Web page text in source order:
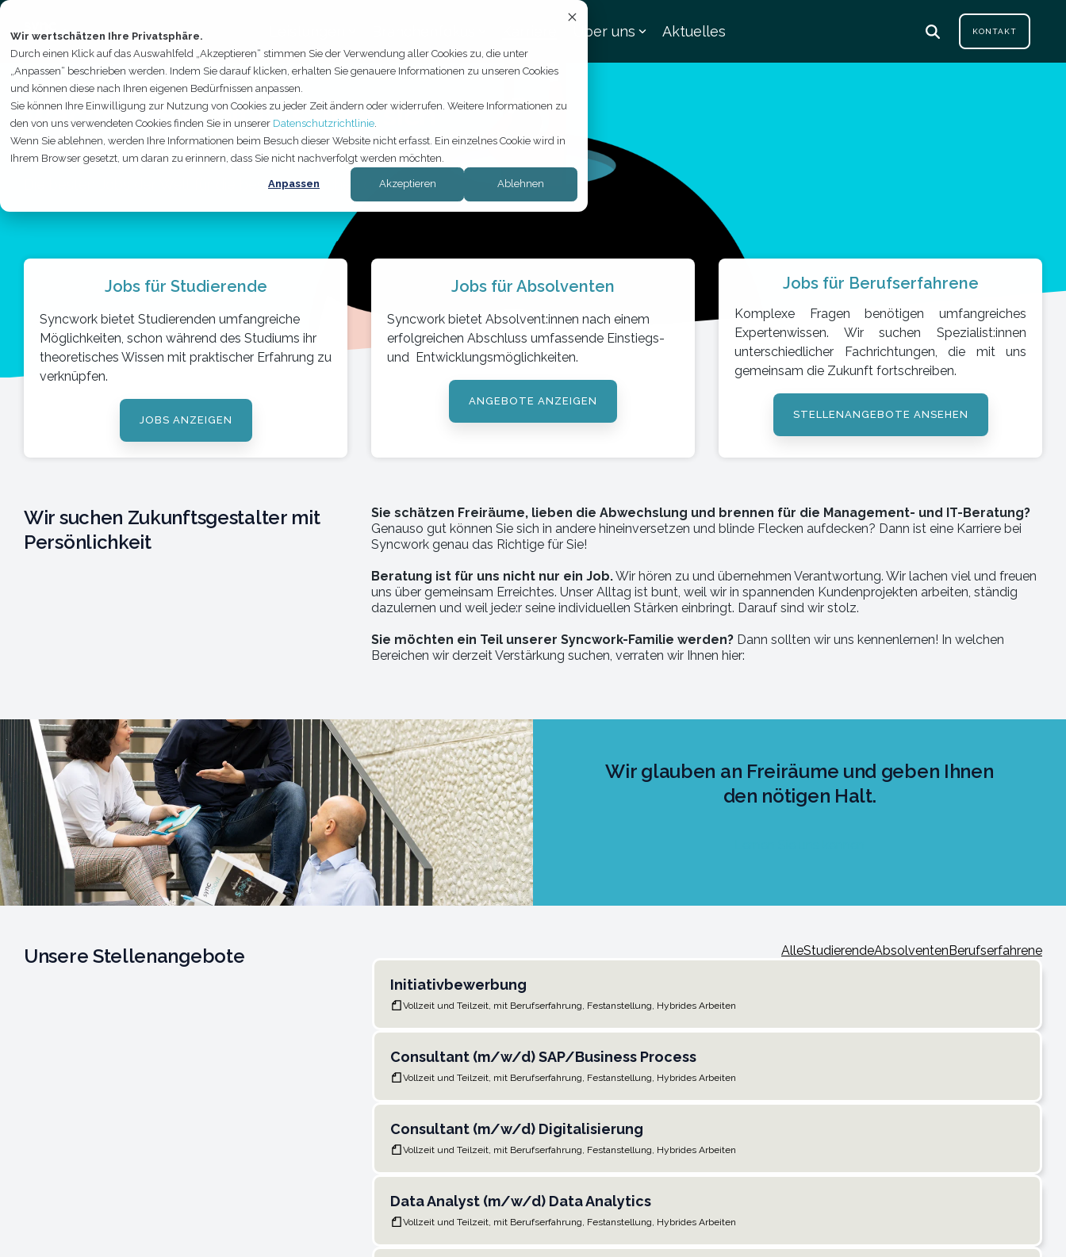
Wir wertschätzen Ihre Privatsphäre.
Durch einen Klick auf das Auswahlfeld „Akzeptieren“ stimmen Sie der Verwendung aller Cookies zu, die unter
„Anpassen“ beschrieben werden. Indem Sie darauf klicken, erhalten Sie genauere Informationen zu unseren Cookies
und können diese nach Ihren eigenen Bedürfnissen anpassen.
Sie können Ihre Einwilligung zur Nutzung von Cookies zu jeder Zeit ändern oder widerrufen. Weitere Informationen zu
den von uns verwendeten Cookies finden Sie in unserer Datenschutzrichtlinie.
Wenn Sie ablehnen, werden Ihre Informationen beim Besuch dieser Website nicht erfasst. Ein einzelnes Cookie wird in
Ihrem Browser gesetzt, um daran zu erinnern, dass Sie nicht nachverfolgt werden möchten.
Anpassen Akzeptieren Ablehnen
Skip
the
main
content.
Über uns Aktuelles KONTAKT
KARRIERE
Wachsen Sie mit uns über sich
hinaus.
Die besten Jobs der Welt für die besten Menschen der Welt.
Jobs für Studierende
Syncwork bietet Studierenden umfangreiche
Möglichkeiten, schon während des Studiums ihr
theoretisches Wissen mit praktischer Erfahrung zu
verknüpfen.
JOBS ANZEIGEN
Jobs für Absolventen
Syncwork bietet Absolvent:innen nach einem
erfolgreichen Abschluss umfassende Einstiegs-
und Entwicklungsmöglichkeiten.
ANGEBOTE ANZEIGEN
Jobs für Berufserfahrene
Komplexe Fragen benötigen umfangreiches
Expertenwissen. Wir suchen Spezialist:innen
unterschiedlicher Fachrichtungen, die mit uns
gemeinsam die Zukunft fortschreiben.
STELLENANGEBOTE ANSEHEN
Wir suchen Zukunftsgestalter mit
Persönlichkeit
Sie schätzen Freiräume, lieben die Abwechslung und brennen für die Management- und IT-Beratung?
Genauso gut können Sie sich in andere hineinversetzen und blinde Flecken aufdecken? Dann ist eine Karriere bei
Syncwork genau das Richtige für Sie!
Beratung ist für uns nicht nur ein Job.Wir hören zu und übernehmen Verantwortung. Wir lachen viel und freuen
uns über gemeinsam Erreichtes. Unser Alltag ist bunt, weil wir in spannenden Kundenprojekten arbeiten, ständig
dazulernen und weil jede:r seine individuellen Stärken einbringt. Darauf sind wir stolz.
Sie möchten ein Teil unserer Syncwork-Familie werden? Dann sollten wir uns kennenlernen! In welchen
Bereichen wir derzeit Verstärkung suchen, verraten wir Ihnen hier:
Wir glauben an Freiräume und geben Ihnen
den nötigen Halt.
Unsere Stellenangebote AlleStudierendeAbsolventenBerufserfahrene
Initiativbewerbung
Vollzeit und Teilzeit, mit Berufserfahrung, Festanstellung, Hybrides Arbeiten
Consultant (m/w/d) SAP/Business Process
Vollzeit und Teilzeit, mit Berufserfahrung, Festanstellung, Hybrides Arbeiten
Consultant (m/w/d) Digitalisierung
Vollzeit und Teilzeit, mit Berufserfahrung, Festanstellung, Hybrides Arbeiten
Data Analyst (m/w/d) Data Analytics
Vollzeit und Teilzeit, mit Berufserfahrung, Festanstellung, Hybrides Arbeiten